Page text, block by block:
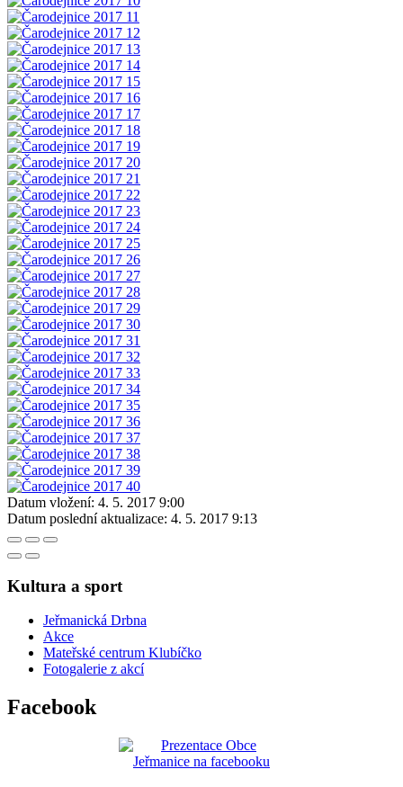
Datum vložení: 4. 5. 2017 9:00
Datum poslední aktualizace: 4. 5. 2017 9:13
Kultura a sport
Jeřmanická Drbna
Akce
Mateřské centrum Klubíčko
Fotogalerie z akcí
Facebook